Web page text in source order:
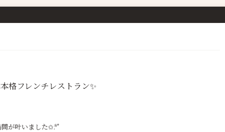
格フレンチレストラン✨
が叶いました✩.*˚